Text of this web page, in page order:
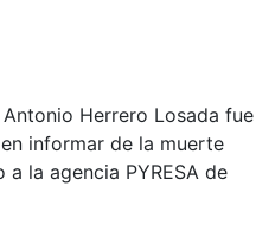
Antonio Herrero Losada fue
informar de la muerte
la agencia PYRESA de